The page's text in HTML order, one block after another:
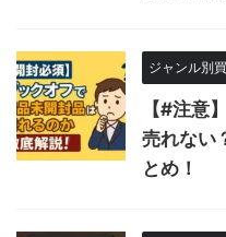
ジャンル別
【#注意
売れない
とめ！